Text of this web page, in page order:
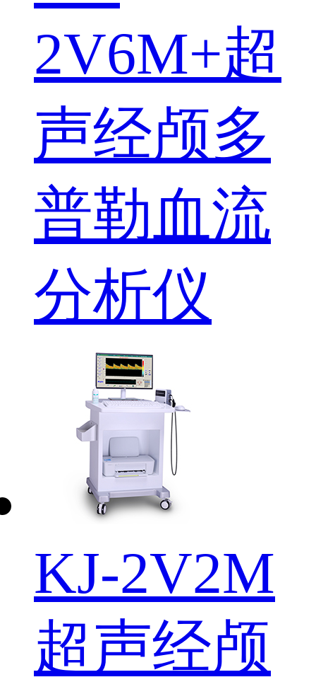
2V6M+超
声经颅多
普勒血流
分析仪
KJ-2V2M
超声经颅